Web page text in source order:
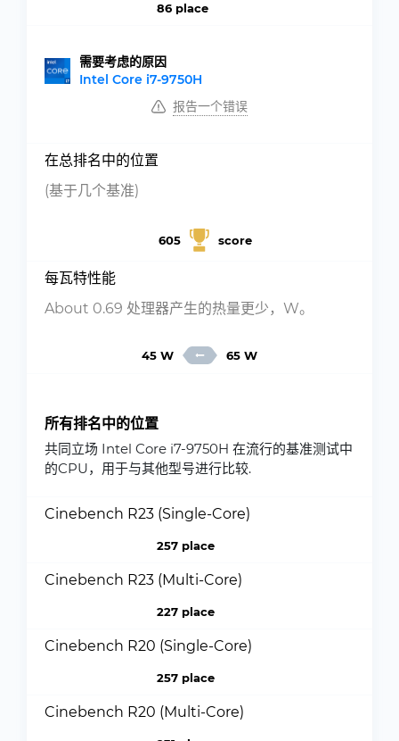
86 place
需要考虑的原因
Intel Core i7-9750H
报告一个错误
在总排名中的位置
(基于几个基准)
605 score
每瓦特性能
About 0.69 处理器产生的热量更少，W。
45 W 65 W
所有排名中的位置
共同立场 Intel Core i7-9750H 在流行的基准测试中
的CPU，用于与其他型号进行比较.
Cinebench R23 (Single-Core)
257 place
Cinebench R23 (Multi-Core)
227 place
Cinebench R20 (Single-Core)
257 place
Cinebench R20 (Multi-Core)